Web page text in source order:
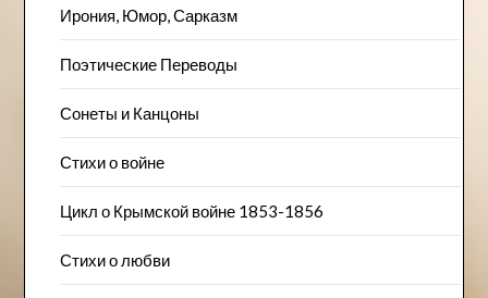
Ирония, Юмор, Сарказм
Поэтические Переводы
Сонеты и Канцоны
Стихи о войне
Цикл о Крымской войне 1853-1856
Стихи о любви